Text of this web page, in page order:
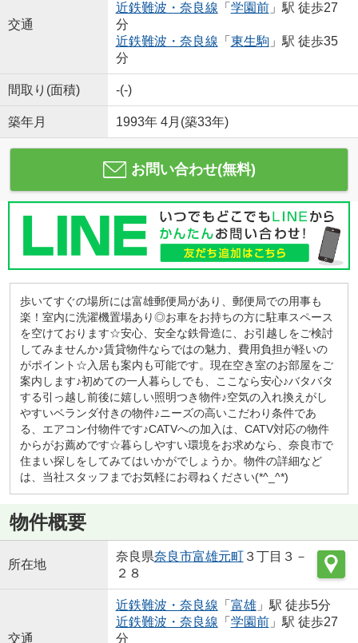
交通
近鉄難波・奈良線 「 学園前」駅 徒歩27
分
近鉄難波・奈良線 「 東生駒」駅 徒歩35
分
間取り(面積) -(-)
築年月 1993年 4月(築33年)
お問い合わせ(無料)
歩いてすぐの場所には富雄郵便局があり、郵便局での用事も
楽！室内に洗濯機置場あり◎お車をお持ちの方に駐車スペース
を空けております☆安心、安全な鉄骨造に、お引越しをご検討
してみませんか♪賃貸物件ならではの魅力、費用負担が軽いの
がポイント☆入居も案内も可能です。現在空き室のお部屋をご
案内します♪初めての一人暮らしでも、ここなら安心♪バタバタ
する引っ越し前後に嬉しい照明つき物件♪空気の入れ換えがし
やすいベランダ付きの物件♪ニーズの高いこだわり条件であ
る、エアコン付物件です♪CATVへの加入は、CATV対応の物件
からがお薦めです☆暮らしやすい環境をお求めなら、奈良市で
住まい探しをしてみてはいかがでしょうか。物件の詳細など
は、当社スタッフまでお気軽にお尋ねください(*^_^*)
物件概要
所在地
奈良県奈良市富雄元町３丁目３－
２８
交通
近鉄難波・奈良線 「 富雄」駅 徒歩5分
近鉄難波・奈良線 「 学園前」駅 徒歩27
分